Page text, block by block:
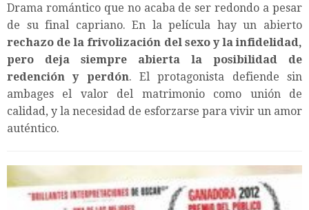
Drama romántico que no acaba de ser redondo a pesar
de su final capriano. En la película hay un abierto
rechazo de la frivolización del sexo y la infidelidad,
pero deja siempre abierta la posibilidad de
redención y perdón. El protagonista defiende sin
ambages el valor del matrimonio como unión de
calidad, y la necesidad de esforzarse para vivir un amor
auténtico.